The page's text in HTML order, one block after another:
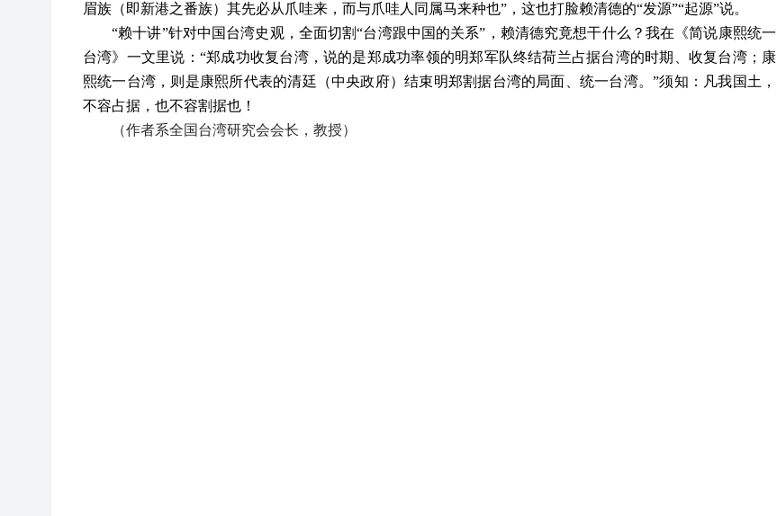
眉族（即新港之番族）其先必从爪哇来，而与爪哇人同属马来种也”，这也打脸赖清德的“发源”“起源”说。
“赖十讲”针对中国台湾史观，全面切割“台湾跟中国的关系”，赖清德究竟想干什么？我在《简说康熙统一
台湾》一文里说：“郑成功收复台湾，说的是郑成功率领的明郑军队终结荷兰占据台湾的时期、收复台湾；康
熙统一台湾，则是康熙所代表的清廷（中央政府）结束明郑割据台湾的局面、统一台湾。”须知：凡我国土，
不容占据，也不容割据也！
（作者系全国台湾研究会会长 ， 教授）